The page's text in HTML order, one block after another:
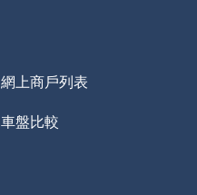
網上商戶列表
車盤比較